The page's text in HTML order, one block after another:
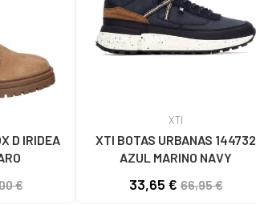
D IRIDEA
€
XTI
XTI BOTAS URBANAS 144732
AZUL MARINO NAVY
33,65 €66,95 €